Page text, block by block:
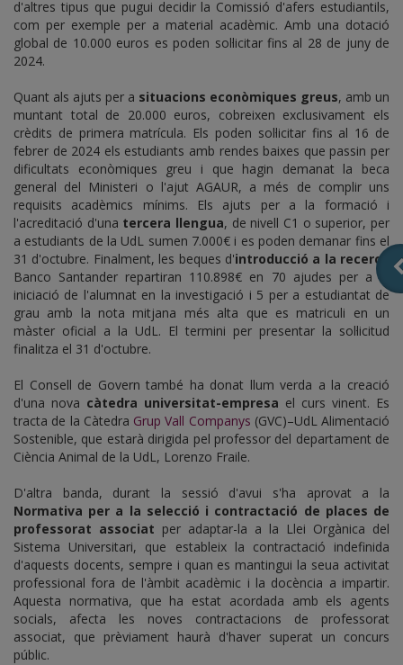
d'altres tipus que pugui decidir la Comissió d'afers estudiantils,
com per exemple per a material acadèmic. Amb una dotació
global de 10.000 euros es poden sol·licitar fins al 28 de juny de
2024.
Quant als ajuts per a situacions econòmiques greus, amb un
muntant total de 20.000 euros, cobreixen exclusivament els
crèdits de primera matrícula. Els poden sol·licitar fins al 16 de
febrer de 2024 els estudiants amb rendes baixes que passin per
dificultats econòmiques greu i que hagin demanat la beca
general del Ministeri o l'ajut AGAUR, a més de complir uns
requisits acadèmics mínims. Els ajuts per a la formació i
l'acreditació d'una tercera llengua, de nivell C1 o superior, per
a estudiants de la UdL sumen 7.000€ i es poden demanar fins el
31 d'octubre. Finalment, les beques d'introducció a la recerca
Banco Santander repartiran 110.898€ en 70 ajudes per a la
iniciació de l'alumnat en la investigació i 5 per a estudiantat de
grau amb la nota mitjana més alta que es matriculi en un
màster oficial a la UdL. El termini per presentar la sol·licitud
finalitza el 31 d'octubre.
El Consell de Govern també ha donat llum verda a la creació
d'una nova càtedra universitat-empresa el curs vinent. Es
tracta de la Càtedra Grup Vall Companys (GVC)–UdL Alimentació
Sostenible, que estarà dirigida pel professor del departament de
Ciència Animal de la UdL, Lorenzo Fraile.
D'altra banda, durant la sessió d'avui s'ha aprovat a la
Normativa per a la selecció i contractació de places de
professorat associat per adaptar-la a la Llei Orgànica del
Sistema Universitari, que estableix la contractació indefinida
d'aquests docents, sempre i quan es mantingui la seua activitat
professional fora de l'àmbit acadèmic i la docència a impartir.
Aquesta normativa, que ha estat acordada amb els agents
socials, afecta les noves contractacions de professorat
associat, que prèviament haurà d'haver superat un concurs
públic.